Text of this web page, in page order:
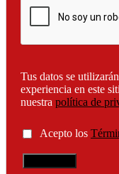
Tus datos se
experiencia en este
nuestra política de
Acepto los